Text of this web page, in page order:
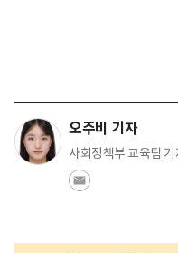
오주비 기자
사회정책부 교육팀